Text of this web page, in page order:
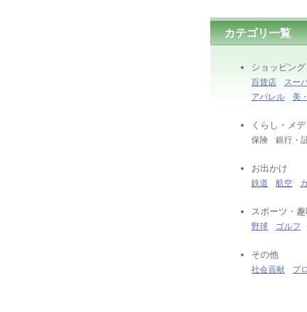
カテゴリ一覧
ショッピング
百貨店 スー
アパレル
美
くらし・メ
保険 銀行・
お出かけ
鉄道 航空
スポーツ・
野球 ゴルフ
その他
社会貢献 プ